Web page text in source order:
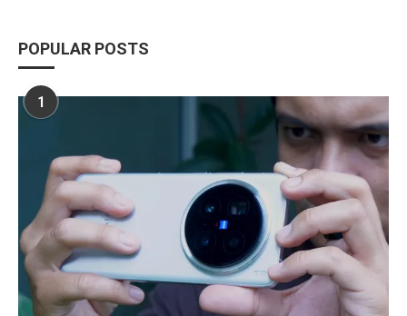
POPULAR POSTS
1